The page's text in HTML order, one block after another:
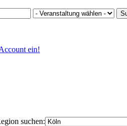
ein!
suchen: